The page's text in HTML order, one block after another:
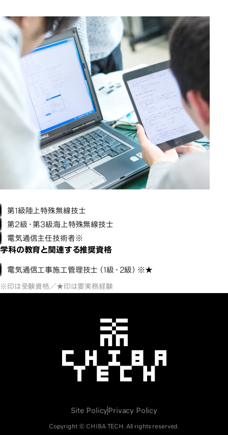
第1級陸上特殊無線技士
第2級・第3級海上特殊無線技士
電気通信主任技術者※
学科の教育と関連する推奨資格
電気通信工事施工管理技士（1級・2級）※★
※印は受験資格／★印は要実務経験
千葉工業大学
Site PolicyPrivacy Policy
Copyright © CHIBA TECH. All rights reserved.